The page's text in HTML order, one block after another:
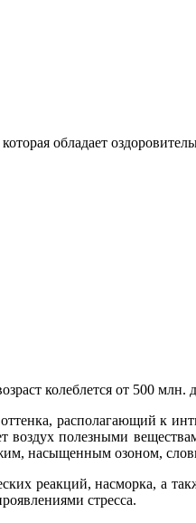
обладает
колеблется от 500 млн.
располагающий к
воздух полезными
насыщенным озоном,
реакций, насморка, а
стресса.